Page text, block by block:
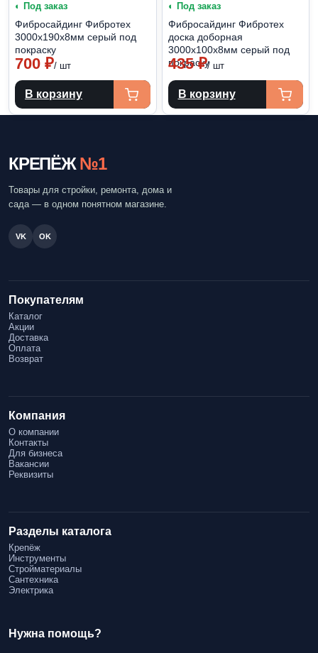
◐ Под заказ
Фибросайдинг Фибротех
3000х190х8мм серый под
покраску
700 ₽/ шт
В корзину
◐ Под заказ
Фибросайдинг Фибротех
доска доборная
3000х100х8мм серый под
покраску
435₽/ шт
В корзину
КРЕПЁЖ №1
Товары для стройки, ремонта, дома и
сада — в одном понятном магазине.
VK OK
Покупателям
Каталог
Акции
Доставка
Оплата
Возврат
Компания
О компании
Контакты
Для бизнеса
Вакансии
Реквизиты
Разделы каталога
Крепёж
Инструменты
Стройматериалы
Сантехника
Электрика
Нужна помощь?